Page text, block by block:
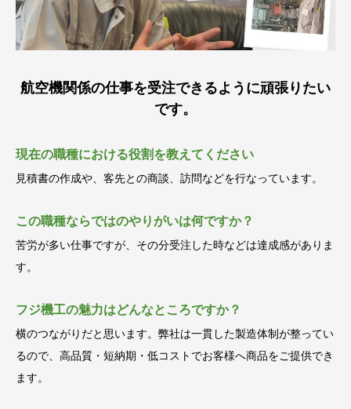
航空機関係の仕事を受注できるように頑張りたい
です。
現在の職種における役割を教えてください
見積書の作成や、客先との商談、訪問などを行なっています。
この職種ならではのやりがいは何ですか？
苦労が多い仕事ですが、その分受注した時などは達成感がありま
す。
フジ機工の魅力はどんなところですか？
横のつながりだと思います。弊社は一貫した製造体制が整ってい
るので、高品質・短納期・低コストでお客様へ商品をご提供でき
ます。